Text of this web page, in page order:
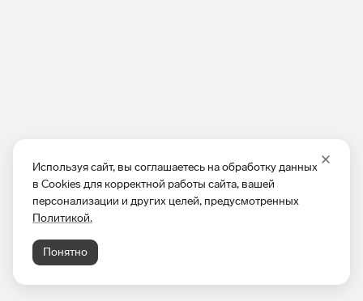
Используя сайт, вы соглашаетесь на обработку данных
в Cookies для корректной работы сайта, вашей
персонализации и других целей, предусмотренных
Политикой.
Понятно